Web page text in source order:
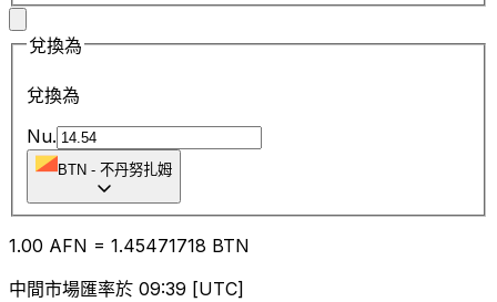
兌換為
兌換為
Nu.
BTN - 不丹努扎姆
1.00 AFN = 1.45471718 BTN
中間市場匯率於 09:39 [UTC]